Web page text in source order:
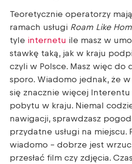
Teoretycznie operatorzy
ramach usługi Roam Like
tyle internetu ile masz w
stawkę taką, jak w kraju
czyli w Polsce. Masz więc do
sporo. Wiadomo jednak, że
się znacznie więcej Interentu
pobytu w kraju. Niemal
nawigacji, sprawdzasz
przydatne usługi na miejscu.
wiadomo – dobrze jest
przesłać film czy zdjęcia.